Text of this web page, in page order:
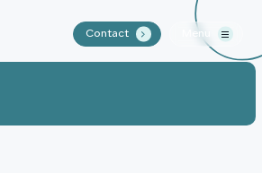
Contact . Menu
Aanbod